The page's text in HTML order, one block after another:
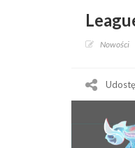
Nowości